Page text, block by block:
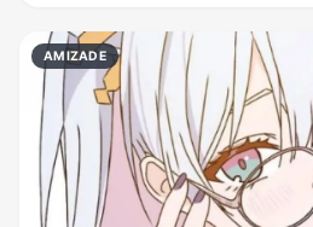
AMIZADE